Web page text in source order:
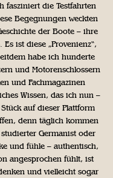
fasziniert die Testfahrten
Begegnungen weckten
der Boote – ihre
ist diese „Provenienz“,
habe ich hunderte
und Motorenschlossern
und Fachmagazinen
Wissen, das ich nun –
auf dieser Plattform
denn täglich kommen
Germanist oder
und fühle – authentisch,
angesprochen fühlt, ist
und vielleicht sogar